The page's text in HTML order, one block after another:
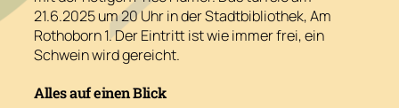
21.6.2025 um 20 Uhr in der Stadtbibliothek, Am
Rothoborn 1. Der Eintritt ist wie immer frei, ein
Schwein wird gereicht.
Alles auf einen Blick